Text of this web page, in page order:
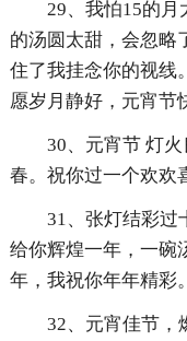
29、我怕15的月
的汤圆太甜，会忽略
住了我挂念你的视线
愿岁月静好，元宵节
30、元宵节 灯
春。祝你过一个欢欢
31、张灯结彩过
给你辉煌一年，一碗
年，我祝你年年精彩
32、元宵佳节，